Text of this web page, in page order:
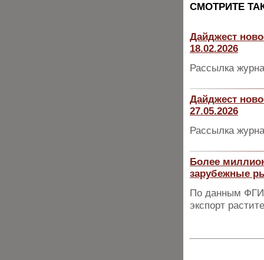
CМОТРИТЕ
Дайджест
18.02.2026
Рассылка
Дайджест
27.05.2026
Рассылка
Более
зарубежные
По данным
экспорт